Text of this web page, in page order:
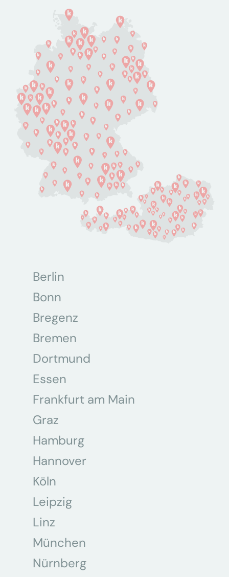
Berlin
Bonn
Bregenz
Bremen
Dortmund
Essen
Frankfurt am Main
Graz
Hamburg
Hannover
Köln
Leipzig
Linz
München
Nürnberg